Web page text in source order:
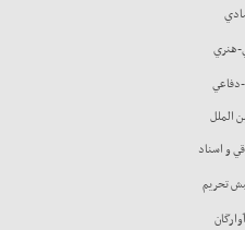
هنري
دفاعي
الملل
و اسناد
تحريم